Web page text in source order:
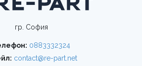
гр. София
0883332324
contact@re-part.net